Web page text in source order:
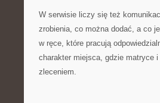
W serwisie liczy się też
zrobienia, co można dodać, a co
w ręce, które pracują
charakter miejsca, gdzie matryce
zleceniem.